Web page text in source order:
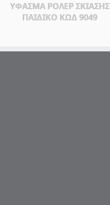
ΥΦΑΣΜΑ ΡΟΛΕΡ ΣΚΙΑΣΗΣ
ΠΑΙΔΙΚΟ ΚΩΔ 9049